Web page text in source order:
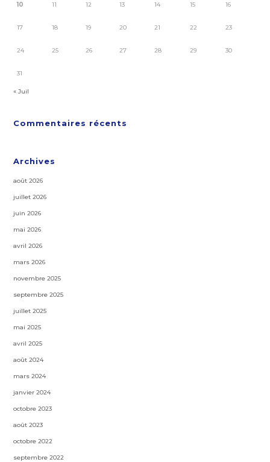
10 11 12 13 14 15 16
17 18 19 20 21 22 23
24 25 26 27 28 29 30
31
« Juil
Commentaires récents
Archives
août 2026
juillet 2026
juin 2026
mai 2026
avril 2026
mars 2026
novembre 2025
septembre 2025
juillet 2025
mai 2025
avril 2025
août 2024
mars 2024
janvier 2024
octobre 2023
août 2023
octobre 2022
septembre 2022